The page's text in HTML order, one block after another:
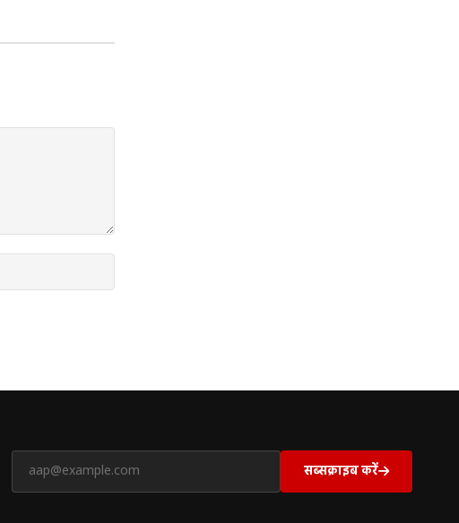
सब्सक्राइब करें